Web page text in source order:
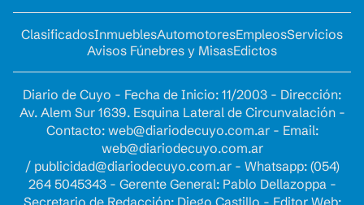
ClasificadosInmueblesAutomotoresEmpleosServicios
Avisos Fúnebres y MisasEdictos
Diario de Cuyo - Fecha de Inicio: 11/2003 - Dirección:
Av. Alem Sur 1639. Esquina Lateral de Circunvalación -
Contacto: web@diariodecuyo.com.ar- Email:
web@diariodecuyo.com.ar
/ publicidad@diariodecuyo.com.ar- Whatsapp: (054)
264 5045343 - Gerente General: Pablo Dellazoppa -
Secretario de Redacción: Diego Castillo - Editor Web: